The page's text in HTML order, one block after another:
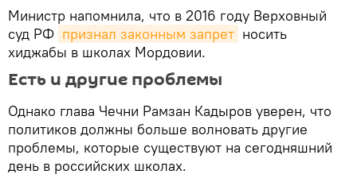
Министр напомнила, что в 2016 году Верховный
суд РФ признал законным запрет носить
хиджабы в школах Мордовии.
Есть и другие проблемы
Однако глава Чечни Рамзан Кадыров уверен, что
политиков должны больше волновать другие
проблемы, которые существуют на сегодняшний
день в российских школах.